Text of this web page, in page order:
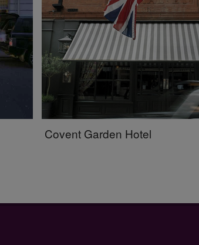
Covent Garden Hotel